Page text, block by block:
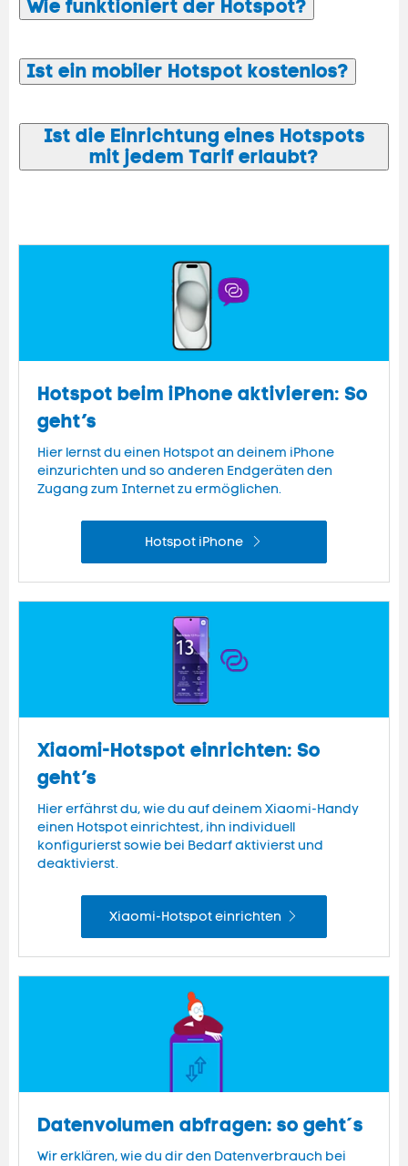
Wie funktioniert der Hotspot?
Ist ein mobiler Hotspot kostenlos?
Ist die Einrichtung eines Hotspots
mit jedem Tarif erlaubt?
Hotspot beim iPhone aktivieren: So
geht’s
Hier lernst du einen Hotspot an deinem iPhone
einzurichten und so anderen Endgeräten den
Zugang zum Internet zu ermöglichen.
Hotspot iPhone
Xiaomi-Hotspot einrichten: So
geht’s
Hier erfährst du, wie du auf deinem Xiaomi-Handy
einen Hotspot einrichtest, ihn individuell
konfigurierst sowie bei Bedarf aktivierst und
deaktivierst.
Xiaomi-Hotspot einrichten
Datenvolumen abfragen: so geht´s
Wir erklären, wie du dir den Datenverbrauch bei